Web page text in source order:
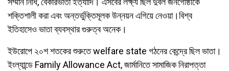
শক্তিশালী করা এবং অন্তর্ভুক্তিমূলক উন্নয়ন এগিয়ে নেওয়া।বিশ্ব
ইতিহাসেও ভাতা ব্যবস্থার গুরুত্ব অনেক।
ইউরোপে ২০শ শতকের শুরুতে welfare state গঠনের কেন্দ্রে ছিল ভাতা।
ইংল্যান্ডে Family Allowance Act, জার্মানিতে সামাজিক নিরাপত্তা